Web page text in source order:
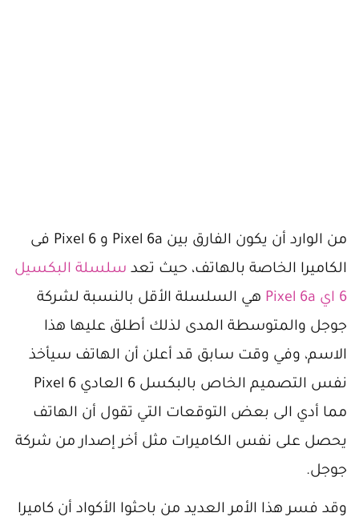
من الوارد أن يكون الفارق بين Pixel 6a و Pixel 6 فى
الكاميرا الخاصة بالهاتف، حيث تعد سلسلة البكسيل
6 اي Pixel 6a
هي السلسلة الأقل بالنسبة لشركة
جوجل والمتوسطة المدى لذلك أطلق عليها هذا
الاسم، وفي وقت سابق قد أعلن أن الهاتف سيأخذ
نفس التصميم الخاص بالبكسل 6 العادي Pixel 6
مما أدي الى بعض التوقعات التي تقول أن الهاتف
يحصل على نفس الكاميرات مثل أخر إصدار من شركة
جوجل.
وقد فسر هذا الأمر العديد من باحثوا الأكواد أن كاميرا